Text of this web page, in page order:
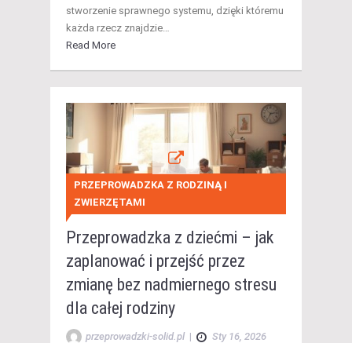
stworzenie sprawnego systemu, dzięki któremu
każda rzecz znajdzie…
Read More
PRZEPROWADZKA Z RODZINĄ I
ZWIERZĘTAMI
Przeprowadzka z dziećmi – jak
zaplanować i przejść przez
zmianę bez nadmiernego stresu
dla całej rodziny
przeprowadzki-solid.pl | Sty 16, 2026